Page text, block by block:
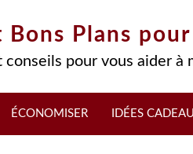
Bons Plans
conseils pour vous aider à
ÉCONOMISER IDÉES